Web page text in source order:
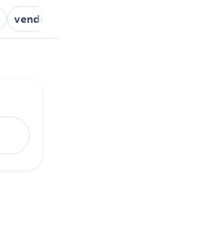
vendita appartamenti attico